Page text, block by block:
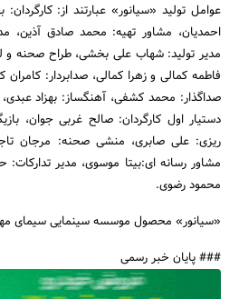
عوامل تولید «سیانور» عبارتند از:
احمدیان، مشاور تهیه: محمد صادق آذین،
مدیر تولید: شهاب علی بخشی، طراح صحنه و
فاطمه کمالی و زهرا کمالی، صدابردار: کامران
صداگذار: محمد کشفی، آهنگساز: بهزاد عبدی،
دستیار اول کارگردان: صالح غربی جوان،
ریزی: علی صابری، منشی صحنه: مرجان
مشاور رسانه ای:بیتا موسوی، مدیر
محمود رضوی.
«سیانور» محصول موسسه سینمایی سیمای
### پایان خبر رسمی